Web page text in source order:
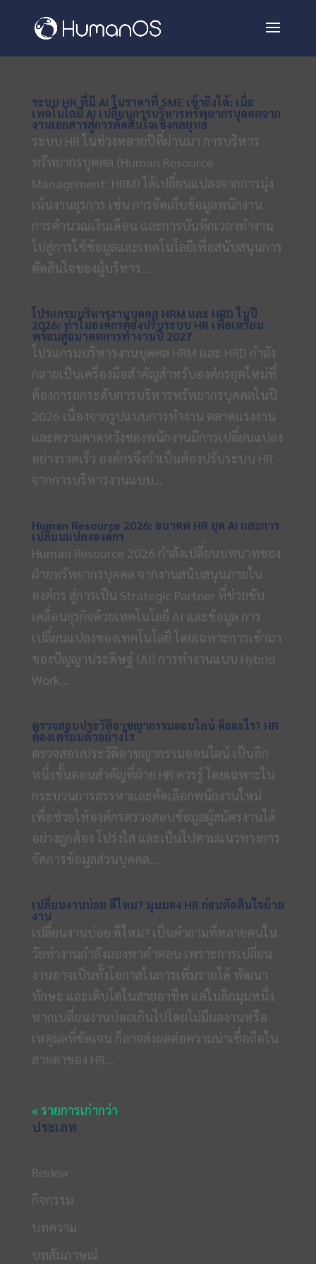
ระบบ HR ที่มี AI ในราคาที่ SME เข้าถึงได้: เมื่อ
เทคโนโลยี AI เปลี่ยนการบริหารทรัพยากรบุคคลจาก
งานเอกสารสู่การตัดสินใจเชิงกลยุทธ์
ระบบ HR ในช่วงหลายปีที่ผ่านมา การบริหาร
ทรัพยากรบุคคล (Human Resource
Management: HRM) ได้เปลี่ยนแปลงจากการมุ่ง
เน้นงานธุรการ เช่น การจัดเก็บข้อมูลพนักงาน
การคำนวณเงินเดือน และการบันทึกเวลาทำงาน
ไปสู่การใช้ข้อมูลและเทคโนโลยีเพื่อสนับสนุนการ
ตัดสินใจของผู้บริหาร...
โปรแกรมบริหารงานบุคคล HRM และ HRD ในปี
2026: ทำไมองค์กรต้องปรับระบบ HR เพื่อเตรียม
พร้อมสู่อนาคตการทำงานปี 2027
โปรแกรมบริหารงานบุคคล HRM และ HRD กำลัง
กลายเป็นเครื่องมือสำคัญสำหรับองค์กรยุคใหม่ที่
ต้องการยกระดับการบริหารทรัพยากรบุคคลในปี
2026 เนื่องจากรูปแบบการทำงาน ตลาดแรงงาน
และความคาดหวังของพนักงานมีการเปลี่ยนแปลง
อย่างรวดเร็ว องค์กรจึงจำเป็นต้องปรับระบบ HR
จากการบริหารงานแบบ...
Human Resource 2026: อนาคต HR ยุค AI และการ
เปลี่ยนแปลงองค์กร
Human Resource 2026 กำลังเปลี่ยนบทบาทของ
ฝ่ายทรัพยากรบุคคล จากงานสนับสนุนภายใน
องค์กร สู่การเป็น Strategic Partner ที่ช่วยขับ
เคลื่อนธุรกิจด้วยเทคโนโลยี AI และข้อมูล การ
เปลี่ยนแปลงของเทคโนโลยี โดยเฉพาะการเข้ามา
ของปัญญาประดิษฐ์ (AI) การทำงานแบบ Hybrid
Work...
ตรวจสอบประวัติอาชญากรรมออนไลน์ คืออะไร? HR
ต้องเตรียมตัวอย่างไร
ตรวจสอบประวัติอาชญากรรมออนไลน์ เป็นอีก
หนึ่งขั้นตอนสำคัญที่ฝ่าย HR ควรรู้ โดยเฉพาะใน
กระบวนการสรรหาและคัดเลือกพนักงานใหม่
เพื่อช่วยให้องค์กรตรวจสอบข้อมูลผู้สมัครงานได้
อย่างถูกต้อง โปร่งใส และเป็นไปตามแนวทางการ
จัดการข้อมูลส่วนบุคคล...
เปลี่ยนงานบ่อย ดีไหม? มุมมอง HR ก่อนตัดสินใจย้าย
งาน
เปลี่ยนงานบ่อย ดีไหม? เป็นคำถามที่หลายคนใน
วัยทำงานกำลังมองหาคำตอบ เพราะการเปลี่ยน
งานอาจเป็นทั้งโอกาสในการเพิ่มรายได้ พัฒนา
ทักษะ และเติบโตในสายอาชีพ แต่ในอีกมุมหนึ่ง
หากเปลี่ยนงานบ่อยเกินไปโดยไม่มีผลงานหรือ
เหตุผลที่ชัดเจน ก็อาจส่งผลต่อความน่าเชื่อถือใน
สายตาของ HR...
« รายการเก่ากว่า
ประเภท
Review
กิจกรรม
บทความ
บทสัมภาษณ์